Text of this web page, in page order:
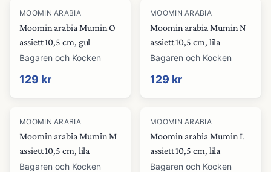
MOOMIN ARABIA
Moomin arabia Mumin O
assiett 10,5 cm, gul
Bagaren och Kocken
129 kr
MOOMIN ARABIA
Moomin arabia Mumin N
assiett 10,5 cm, lila
Bagaren och Kocken
129 kr
MOOMIN ARABIA
Moomin arabia Mumin M
assiett 10,5 cm, lila
Bagaren och Kocken
MOOMIN ARABIA
Moomin arabia Mumin L
assiett 10,5 cm, lila
Bagaren och Kocken